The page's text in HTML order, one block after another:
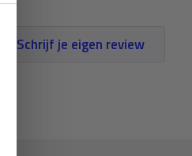
Schrijf je eigen review